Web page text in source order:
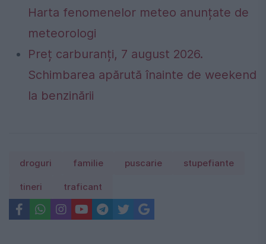
Harta fenomenelor meteo anunțate de
meteorologi
Preț carburanți, 7 august 2026.
Schimbarea apărută înainte de weekend
la benzinării
droguri familie puscarie stupefiante
tineri traficant